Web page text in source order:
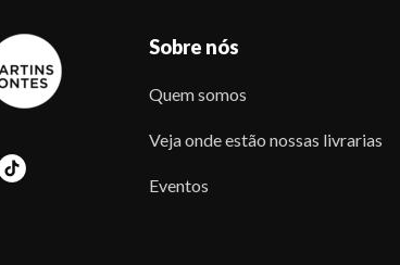
Sobre nós
Quem somos
Veja onde estão nossas livrarias
Eventos